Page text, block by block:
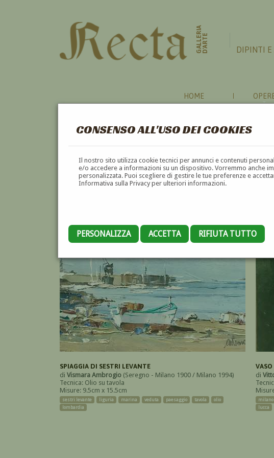
CONSENSO ALL'USO DEI COOKIES
Il nostro sito utilizza cookie tecnici per annunci e contenuti
e/o accedere a informazioni su un dispositivo. Vorremmo anche
personalizzata. Puoi scegliere di gestire le tue preferenze e
Informativa sulla Privacy per ulteriori informazioni.
PERSONALIZZA ACCETTA RIFIUTA TUTTO
GALLERIAD'ARTE DIPINTI E
HOME
LOMBARDIA
A B C D E F G H I
SPIAGGIA DI SESTRI LEVANTE
di Vismara Ambrogio (Seregno - Milano 1900 / Milano 1994)
Tecnica: Olio su tavola
Misure: 9.5cm x 15.5cm
sestri levante liguria marina veduta paesaggio tavola
olio
lombardia
di
milano
lucca